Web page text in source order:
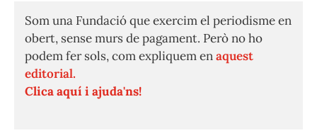
Som una Fundació que exercim el periodisme en
obert, sense murs de pagament. Però no ho
podem fer sols, com expliquem enaquest
editorial.
Clica aquí i ajuda'ns!